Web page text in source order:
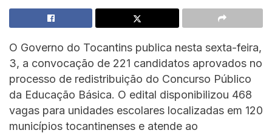
O Governo do Tocantins publica nesta sexta-feira,
3, a convocação de 221 candidatos aprovados no
processo de redistribuição do Concurso Público
da Educação Básica. O edital disponibilizou 468
vagas para unidades escolares localizadas em 120
municípios tocantinenses e atende ao